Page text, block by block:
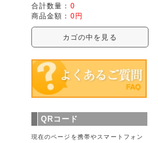
合計数量： 0
商品金額： 0円
カゴの中を見る
QRコード
現在のページを携帯やスマートフォン